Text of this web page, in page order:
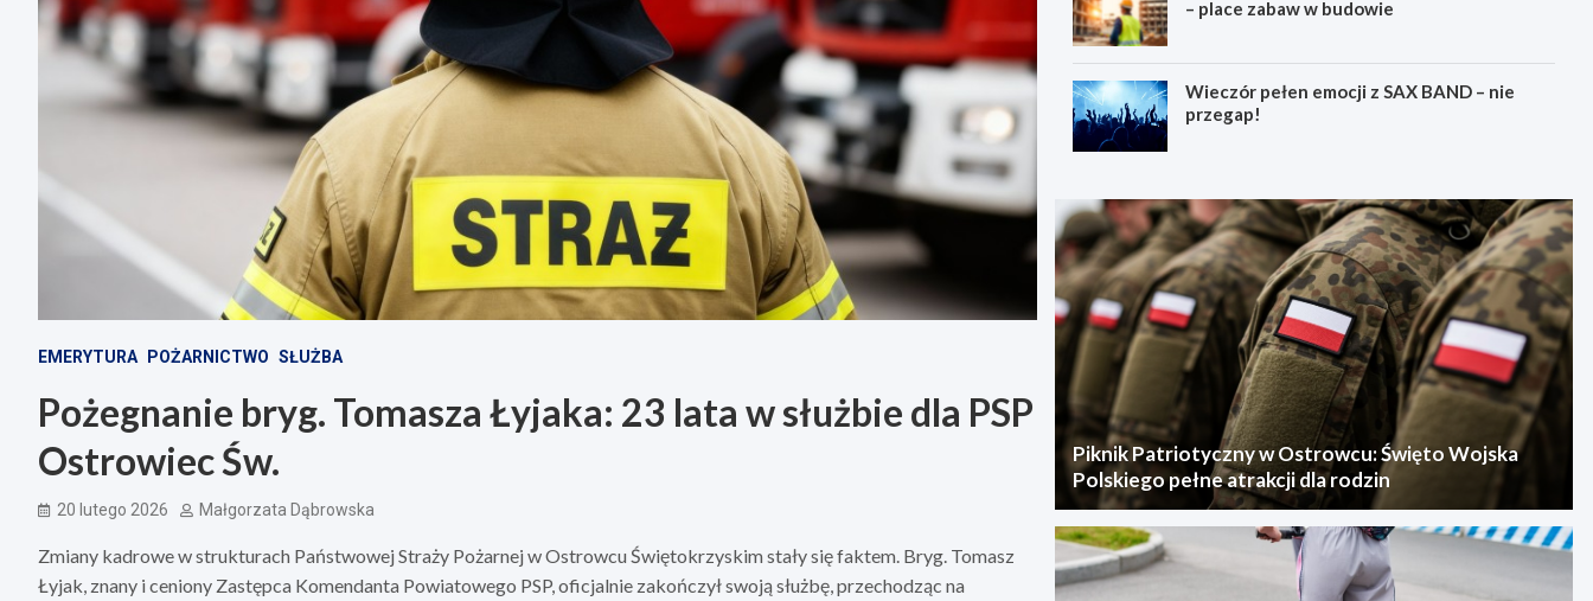
EMERYTURA POŻARNICTWO SŁUŻBA
Pożegnanie bryg. Tomasza Łyjaka: 23 lata w służbie dla PSP
Ostrowiec Św.
20 lutego 2026 Małgorzata Dąbrowska
Zmiany kadrowe w strukturach Państwowej Straży Pożarnej w Ostrowcu Świętokrzyskim stały się faktem. Bryg. Tomasz
Łyjak, znany i ceniony Zastępca Komendanta Powiatowego PSP, oficjalnie zakończył swoją służbę, przechodząc na
– place zabaw w budowie
Wieczór pełen emocji z SAX BAND – nie
przegap!
Piknik Patriotyczny w Ostrowcu: Święto Wojska
Polskiego pełne atrakcji dla rodzin